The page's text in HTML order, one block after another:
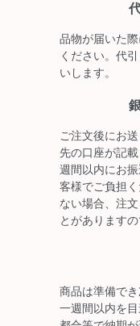
品物が届いた
ください。代
いします。
ご注文後にお
先の口座が記
週間以内にお
客様でご負担
ない場合、注
とがあります
商品は準備で
一週間以内を